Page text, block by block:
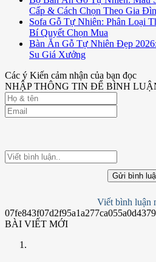
Cấp & Cách Chọn Theo Gia
Sofa Gỗ Tự Nhiên: Phân Loại
Bí Quyết Chọn Mua
Bàn Ăn Gỗ Tự Nhiên Đẹp
Su Giá Xưởng
Các ý Kiến cảm nhận của bạn đọc
NHẬP THÔNG TIN ĐỂ BÌNH
Gửi bình
Viết bình luận
BÀI VIẾT MỚI